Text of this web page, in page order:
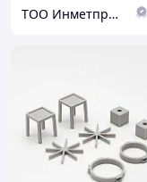
ТОО Инметпром